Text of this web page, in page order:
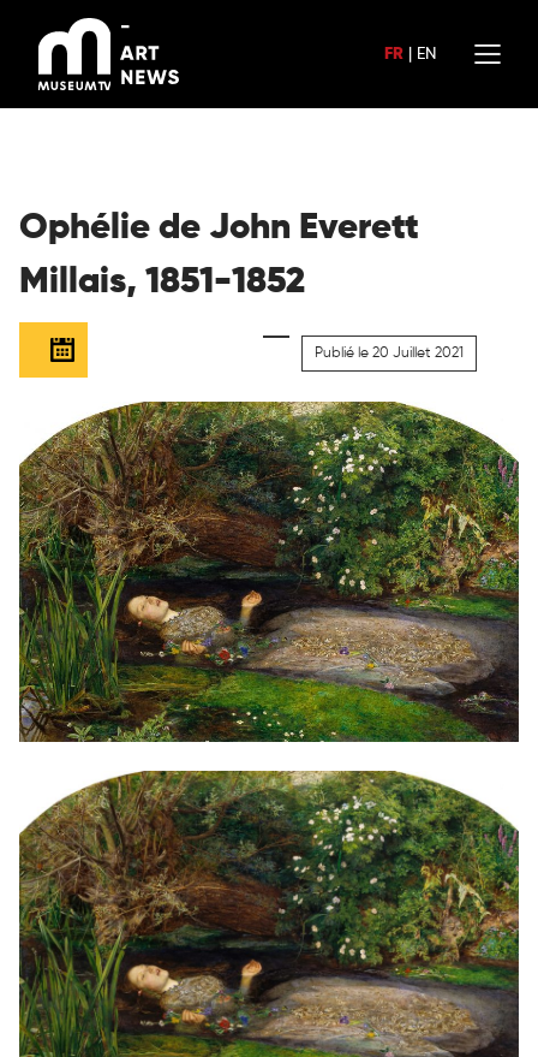
contenu
FR EN
Ophélie de John Everett
Millais, 1851-1852
Publié le 20 Juillet 2021